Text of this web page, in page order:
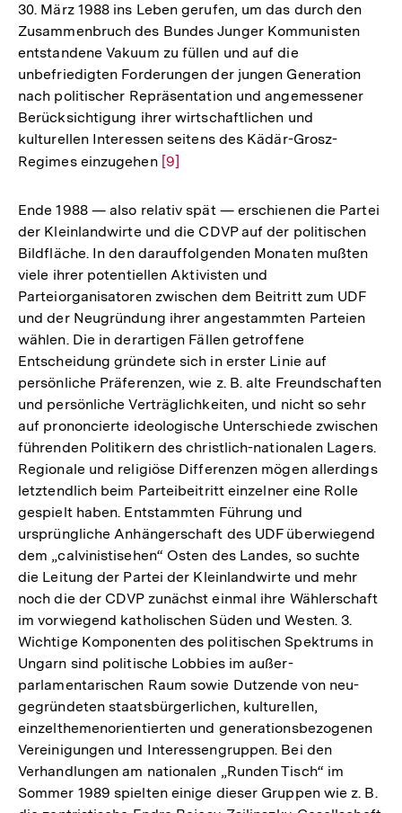
30. März 1988 ins Leben gerufen, um das durch den
Zusammenbruch des Bundes Junger Kommunisten
entstandene Vakuum zu füllen und auf die
unbefriedigten Forderungen der jungen Generation
nach politischer Repräsentation und angemessener
Berücksichtigung ihrer wirtschaftlichen und
kulturellen Interessen seitens des Kädär-Grosz-
Regimes einzugehen Zur
der
Fußnote
[9]
Ende 1988 — also relativ spät — erschienen die Partei
der Kleinlandwirte und die CDVP auf der politischen
Bildfläche. In den darauffolgenden Monaten mußten
viele ihrer potentiellen Aktivisten und
Parteiorganisatoren zwischen dem Beitritt zum UDF
und der Neugründung ihrer angestammten Parteien
wählen. Die in derartigen Fällen getroffene
Entscheidung gründete sich in erster Linie auf
persönliche Präferenzen, wie z. B. alte Freundschaften
und persönliche Verträglichkeiten, und nicht so sehr
auf prononcierte ideologische Unterschiede zwischen
führenden Politikern des christlich-nationalen Lagers.
Regionale und religiöse Differenzen mögen allerdings
letztendlich beim Parteibeitritt einzelner eine Rolle
gespielt haben. Entstammten Führung und
ursprüngliche Anhängerschaft des UDF überwiegend
dem „calvinistisehen“ Osten des Landes, so suchte
die Leitung der Partei der Kleinlandwirte und mehr
noch die der CDVP zunächst einmal ihre Wählerschaft
im vorwiegend katholischen Süden und Westen. 3.
Wichtige Komponenten des politischen Spektrums in
Ungarn sind politische Lobbies im außer-
parlamentarischen Raum sowie Dutzende von neu-
gegründeten staatsbürgerlichen, kulturellen,
einzelthemenorientierten und generationsbezogenen
Vereinigungen und Interessengruppen. Bei den
Verhandlungen am nationalen „Runden Tisch“ im
Sommer 1989 spielten einige dieser Gruppen wie z. B.